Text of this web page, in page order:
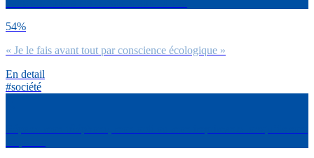
54%
« Je le fais avant tout par conscience écologique »
En detail
#société